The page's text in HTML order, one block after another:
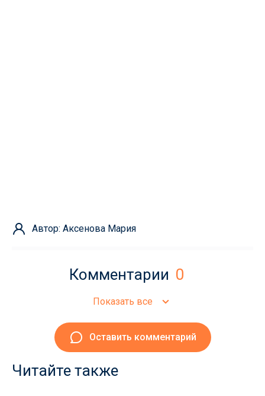
Автор: Аксенова Мария
Комментарии 0
Показать все
Оставить комментарий
Читайте также